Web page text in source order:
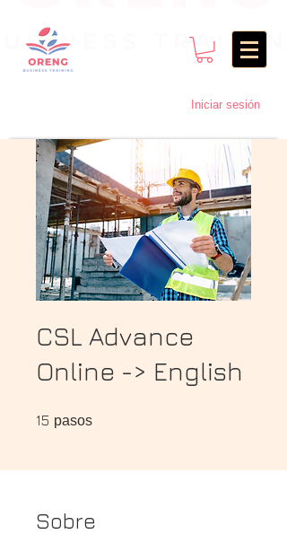
Iniciar sesión
CSL Advance
Online -> English
15 pasos
Sobre